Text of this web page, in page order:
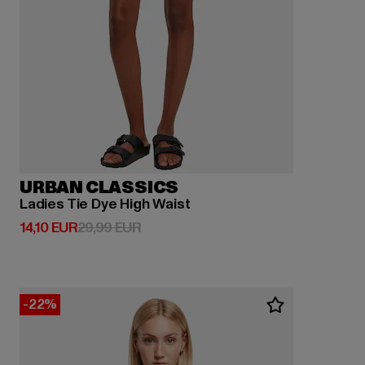
URBAN CLASSICS
Ladies Tie Dye High Waist
14,10 EUR
Derzeitiger Preis: 14,10 EUR
29,99 EURAktionspreis: 29,99 EUR
-22%